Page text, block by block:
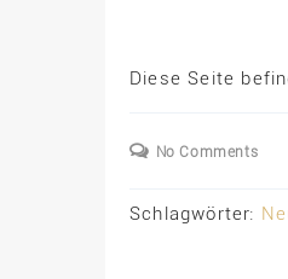
Diese Seite
No Comments
Schlagwörter: